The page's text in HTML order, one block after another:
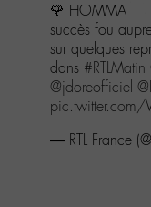
menu
Aller
au
contenu
Aller
🌹
succès fou
sur quelques
dans #RTLMatin
@jdoreofficiel
— RTL France